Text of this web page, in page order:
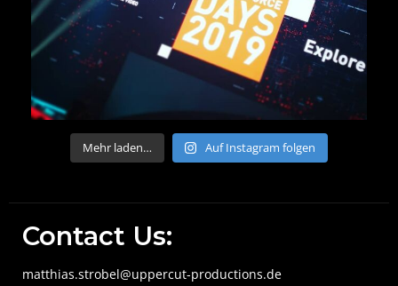
Mehr laden… Auf Instagram folgen
Contact Us:
matthias.strobel@uppercut-productions.de